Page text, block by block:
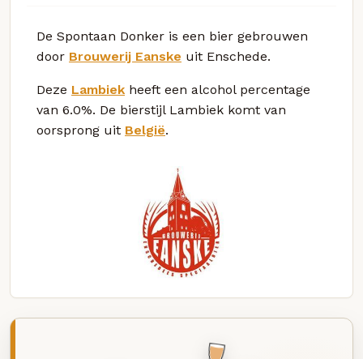
De Spontaan Donker is een bier gebrouwen
door Brouwerij Eanske uit Enschede.
Deze Lambiek heeft een alcohol percentage
van 6.0%. De bierstijl Lambiek komt van
oorsprong uit België.